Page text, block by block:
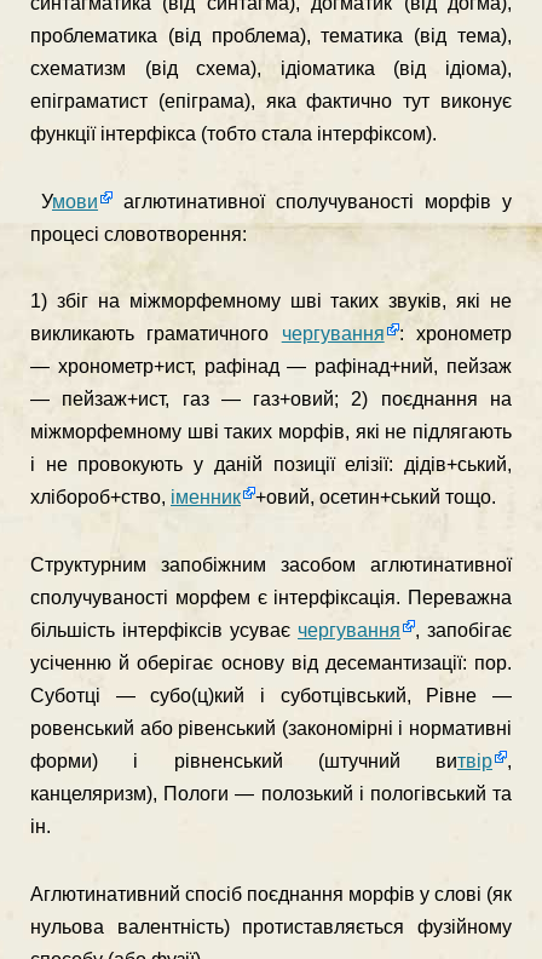
пробле­матика (від проблема), тематика (від тема),
схематизм (від схема), ідіоматика (від ідіома),
епіграматист (епіграма), яка фактично тут виконує
функції інтерфікса (тобто стала інтер­фіксом).
Умови
аглютинативної сполучуваності морфів у
процесі словотворення:
1) збіг на міжморфемному шві таких звуків, які не
викликають граматичного чергування
: хронометр
— хронометр+ист, рафінад — рафінад+ний, пейзаж
— пейзаж+ист, газ — газ+овий; 2) поєднання на
міжморфемному шві таких морфів, які не підлягають
і не провокують у даній позиції елізії: дідів+ський,
хлібороб+ство, іменник +овий, осетин+ський тощо.
Структурним запобіжним засобом аглютинативної
спо­лучуваності морфем є інтерфіксація. Переважна
більшість інтерфіксів усуває чергування
, запобігає
усіченню й обері­гає основу від десемантизації: пор.
Суботці — субо(ц)кий і суботцівський, Рівне —
ровенський або рівенський (зако­номірні і нормативні
форми) і рівненський (штучний витвір
,
канцеляризм), Пологи — полозький і пологівський та
ін.
Аглютинативний спосіб поєднання морфів у слові (як
нульова валентність) протиставляється фузійному